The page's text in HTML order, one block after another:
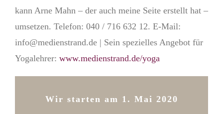
kann Arne Mahn – der auch meine Seite erstellt hat –
umsetzen. Telefon: 040 / 716 632 12. E-Mail:
info@medienstrand.de | Sein spezielles Angebot für
Yogalehrer: www.medienstrand.de/yoga
Wir starten am 1. Mai 2020